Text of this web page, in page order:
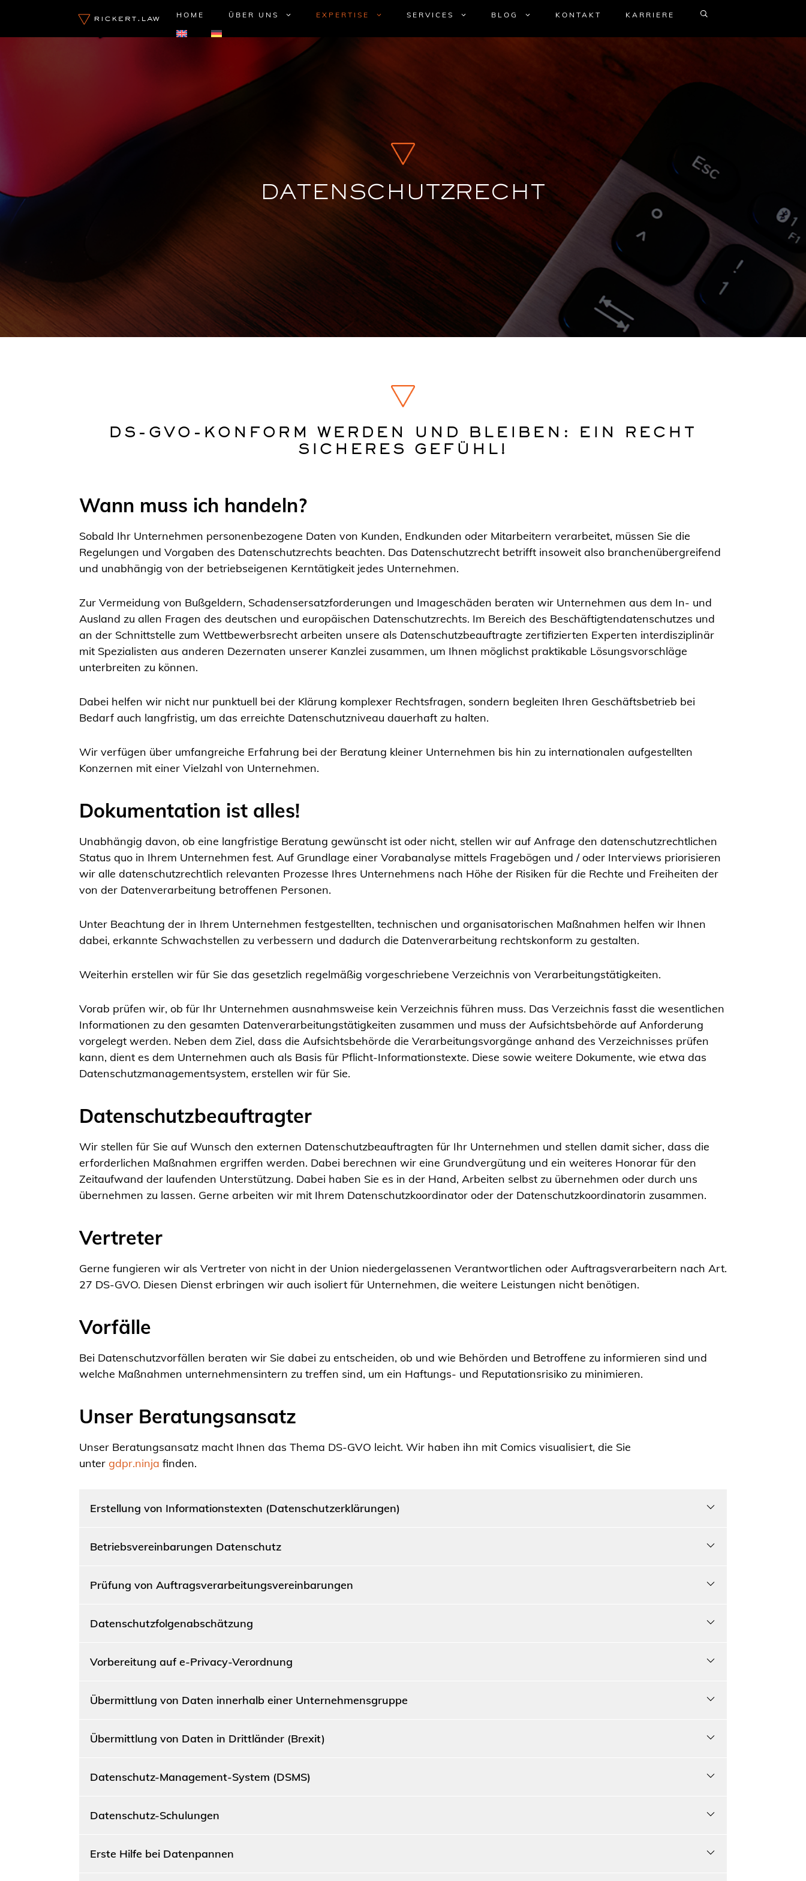
springen
HOME ÜBER UNS EXPERTISE SERVICES BLOG KONTAKT KARRIERE
DATENSCHUTZRECHT
DS-GVO-KONFORM WERDEN UND BLEIBEN: EIN RECHT
SICHERES GEFÜHL!
Wann muss ich handeln?
Sobald Ihr Unternehmen personenbezogene Daten von Kunden, Endkunden oder Mitarbeitern verarbeitet, müssen Sie die
Regelungen und Vorgaben des Datenschutzrechts beachten. Das Datenschutzrecht betrifft insoweit also branchenübergreifend
und unabhängig von der betriebseigenen Kerntätigkeit jedes Unternehmen.
Zur Vermeidung von Bußgeldern, Schadensersatzforderungen und Imageschäden beraten wir Unternehmen aus dem In- und
Ausland zu allen Fragen des deutschen und europäischen Datenschutzrechts. Im Bereich des Beschäftigtendatenschutzes und
an der Schnittstelle zum Wettbewerbsrecht arbeiten unsere als Datenschutzbeauftragte zertifizierten Experten interdisziplinär
mit Spezialisten aus anderen Dezernaten unserer Kanzlei zusammen, um Ihnen möglichst praktikable Lösungsvorschläge
unterbreiten zu können.
Dabei helfen wir nicht nur punktuell bei der Klärung komplexer Rechtsfragen, sondern begleiten Ihren Geschäftsbetrieb bei
Bedarf auch langfristig, um das erreichte Datenschutzniveau dauerhaft zu halten.
Wir verfügen über umfangreiche Erfahrung bei der Beratung kleiner Unternehmen bis hin zu internationalen aufgestellten
Konzernen mit einer Vielzahl von Unternehmen.
Dokumentation ist alles!
Unabhängig davon, ob eine langfristige Beratung gewünscht ist oder nicht, stellen wir auf Anfrage den datenschutzrechtlichen
Status quo in Ihrem Unternehmen fest. Auf Grundlage einer Vorabanalyse mittels Fragebögen und / oder Interviews priorisieren
wir alle datenschutzrechtlich relevanten Prozesse Ihres Unternehmens nach Höhe der Risiken für die Rechte und Freiheiten der
von der Datenverarbeitung betroffenen Personen.
Unter Beachtung der in Ihrem Unternehmen festgestellten, technischen und organisatorischen Maßnahmen helfen wir Ihnen
dabei, erkannte Schwachstellen zu verbessern und dadurch die Datenverarbeitung rechtskonform zu gestalten.
Weiterhin erstellen wir für Sie das gesetzlich regelmäßig vorgeschriebene Verzeichnis von Verarbeitungstätigkeiten.
Vorab prüfen wir, ob für Ihr Unternehmen ausnahmsweise kein Verzeichnis führen muss. Das Verzeichnis fasst die wesentlichen
Informationen zu den gesamten Datenverarbeitungstätigkeiten zusammen und muss der Aufsichtsbehörde auf Anforderung
vorgelegt werden. Neben dem Ziel, dass die Aufsichtsbehörde die Verarbeitungsvorgänge anhand des Verzeichnisses prüfen
kann, dient es dem Unternehmen auch als Basis für Pflicht-Informationstexte. Diese sowie weitere Dokumente, wie etwa das
Datenschutzmanagementsystem, erstellen wir für Sie.
Datenschutzbeauftragter
Wir stellen für Sie auf Wunsch den externen Datenschutzbeauftragten für Ihr Unternehmen und stellen damit sicher, dass die
erforderlichen Maßnahmen ergriffen werden. Dabei berechnen wir eine Grundvergütung und ein weiteres Honorar für den
Zeitaufwand der laufenden Unterstützung. Dabei haben Sie es in der Hand, Arbeiten selbst zu übernehmen oder durch uns
übernehmen zu lassen. Gerne arbeiten wir mit Ihrem Datenschutzkoordinator oder der Datenschutzkoordinatorin zusammen.
Vertreter
Gerne fungieren wir als Vertreter von nicht in der Union niedergelassenen Verantwortlichen oder Auftragsverarbeitern nach Art.
27 DS-GVO. Diesen Dienst erbringen wir auch isoliert für Unternehmen, die weitere Leistungen nicht benötigen.
Vorfälle
Bei Datenschutzvorfällen beraten wir Sie dabei zu entscheiden, ob und wie Behörden und Betroffene zu informieren sind und
welche Maßnahmen unternehmensintern zu treffen sind, um ein Haftungs- und Reputationsrisiko zu minimieren.
Unser Beratungsansatz
Unser Beratungsansatz macht Ihnen das Thema DS-GVO leicht. Wir haben ihn mit Comics visualisiert, die Sie
unter gdpr.ninja finden.
Erstellung von Informationstexten (Datenschutzerklärungen)
Betriebsvereinbarungen Datenschutz
Prüfung von Auftragsverarbeitungsvereinbarungen
Datenschutzfolgenabschätzung
Vorbereitung auf e-Privacy-Verordnung
Übermittlung von Daten innerhalb einer Unternehmensgruppe
Übermittlung von Daten in Drittländer (Brexit)
Datenschutz-Management-System (DSMS)
Datenschutz-Schulungen
Erste Hilfe bei Datenpannen